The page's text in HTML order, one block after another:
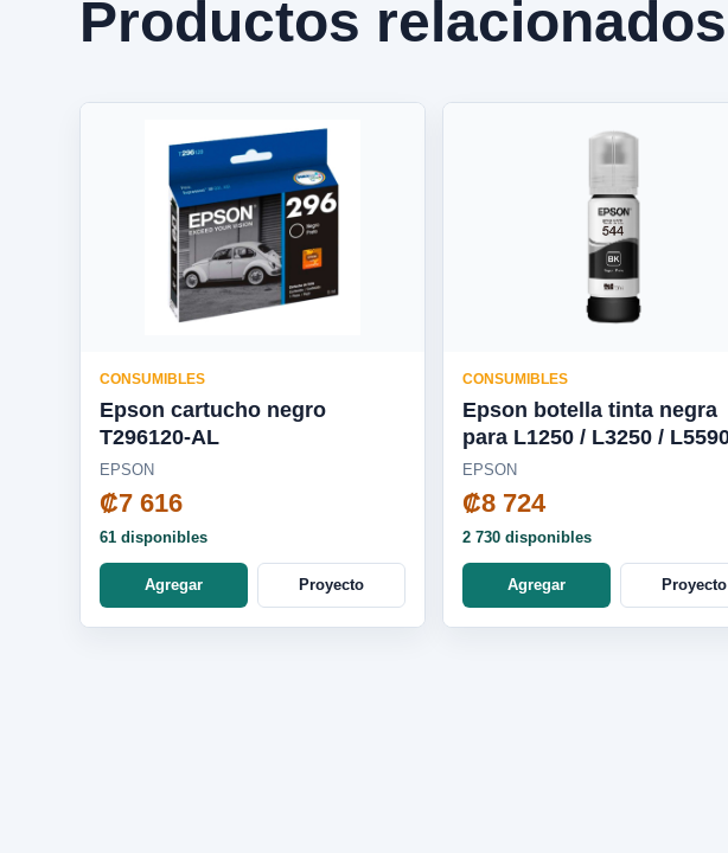
Productos relacionados
CONSUMIBLES
Epson cartucho negro
T296120-AL
EPSON
₡7 616
61 disponibles
Agregar Proyecto
CONSUMIBLES
Epson botella tinta negra
para L1250 / L3250 / L5590 -
T544120-AL
EPSON
₡8 724
2 730 disponibles
Agregar Proyecto